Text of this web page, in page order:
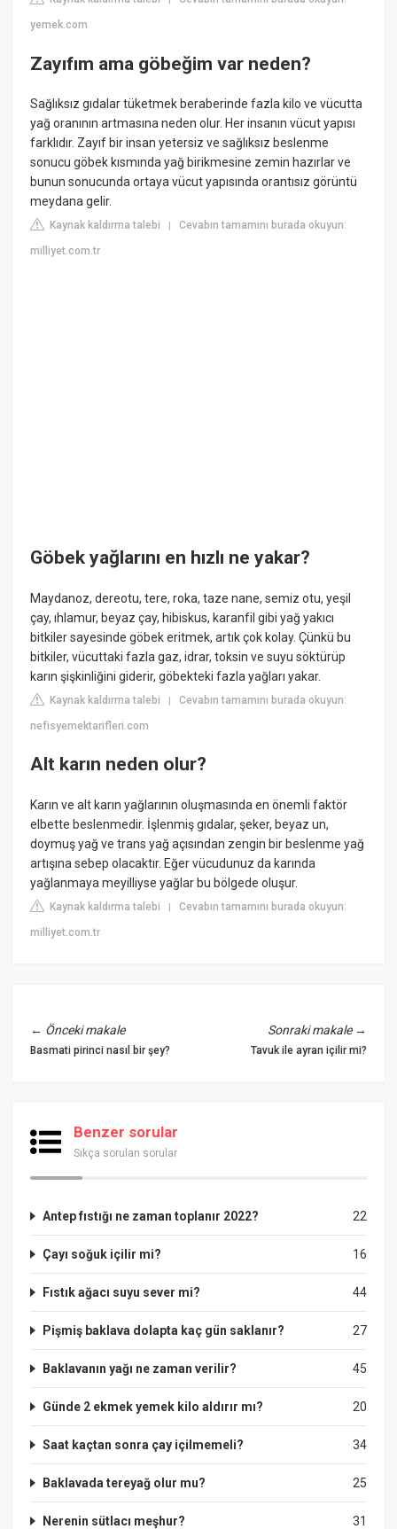
yemek.com
Zayıfım ama göbeğim var neden?
Sağlıksız gıdalar tüketmek beraberinde fazla kilo ve vücutta
yağ oranının artmasına neden olur. Her insanın vücut yapısı
farklıdır. Zayıf bir insan yetersiz ve sağlıksız beslenme
sonucu göbek kısmında yağ birikmesine zemin hazırlar ve
bunun sonucunda ortaya vücut yapısında orantısız görüntü
meydana gelir.
Kaynak kaldırma talebi |Cevabın tamamını burada okuyun:
milliyet.com.tr
Göbek yağlarını en hızlı ne yakar?
Maydanoz, dereotu, tere, roka, taze nane, semiz otu, yeşil
çay, ıhlamur, beyaz çay, hibiskus, karanfil gibi yağ yakıcı
bitkiler sayesinde göbek eritmek, artık çok kolay. Çünkü bu
bitkiler, vücuttaki fazla gaz, idrar, toksin ve suyu söktürüp
karın şişkinliğini giderir, göbekteki fazla yağları yakar.
Kaynak kaldırma talebi |Cevabın tamamını burada okuyun:
nefisyemektarifleri.com
Alt karın neden olur?
Karın ve alt karın yağlarının oluşmasında en önemli faktör
elbette beslenmedir. İşlenmiş gıdalar, şeker, beyaz un,
doymuş yağ ve trans yağ açısından zengin bir beslenme yağ
artışına sebep olacaktır. Eğer vücudunuz da karında
yağlanmaya meyilliyse yağlar bu bölgede oluşur.
Kaynak kaldırma talebi |Cevabın tamamını burada okuyun:
milliyet.com.tr
← Önceki makale
Basmati pirinci nasıl bir şey?
Sonraki makale→
Tavuk ile ayran içilir mi?
Benzer sorular
Sıkça sorulan sorular
22
Antep fıstığı ne zaman toplanır 2022?
16
Çayı soğuk içilir mi?
44
Fıstık ağacı suyu sever mi?
27
Pişmiş baklava dolapta kaç gün saklanır?
45
Baklavanın yağı ne zaman verilir?
20
Günde 2 ekmek yemek kilo aldırır mı?
34
Saat kaçtan sonra çay içilmemeli?
25
Baklavada tereyağ olur mu?
31
Nerenin sütlacı meşhur?